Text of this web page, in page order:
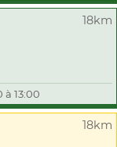
18km
à 13:00
18km